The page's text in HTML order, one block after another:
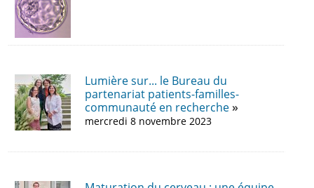
Lumière sur... le Bureau du
partenariat patients-familles-
communauté en recherche
mercredi 8 novembre 2023